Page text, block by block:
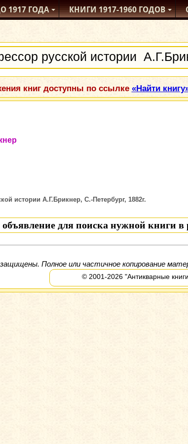
1917ГОДА КНИГИ1917-1960ГОДОВ
книг доступны по ссылке «Найти
истории А.Г.Брикнер, С.-Петербург, 1882г.
объявление для поиска нужной книги в
Полное или частичное копирование
© 2001-2026 "Антикварные